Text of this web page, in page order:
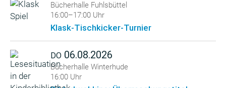
Bücherhalle Fuhlsbüttel
16:00–17:00 Uhr
Klask-Tischkicker-Turnier
DO 06.08.2026
Bücherhalle Winterhude
16:00 Uhr